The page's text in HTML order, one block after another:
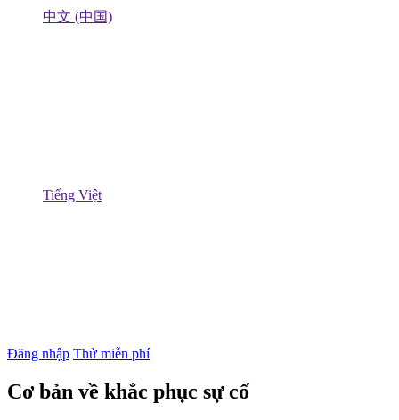
中文 (中国)
Tiếng Việt
Đăng nhập Thử miễn phí
Cơ bản về khắc phục sự cố